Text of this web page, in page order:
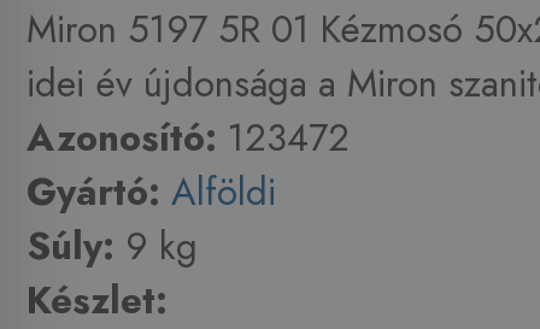
Miron 5197 5R 01 Kézmosó
idei év újdonsága a Miron
Azonosító: 123472
Gyártó: Alföldi
Súly: 9 kg
Készlet: